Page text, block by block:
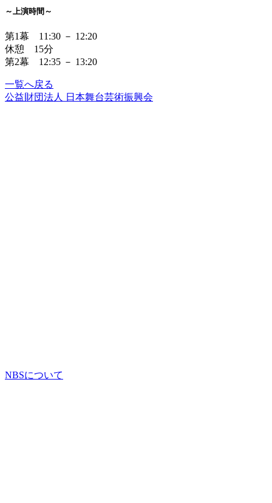
～上演時間～
第1幕 11:30 － 12:20
休憩 15分
第2幕 12:35 － 13:20
一覧へ戻る
公益財団法人 日本舞台芸術振興会
NBSについて